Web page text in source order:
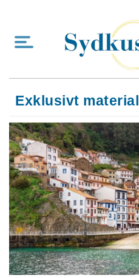
Exklusivt material